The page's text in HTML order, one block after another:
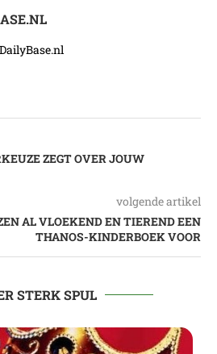
ZEGT OVER JOUW
volgende artikel
AL VLOEKEND EN TIEREND EEN
THANOS-KINDERBOEK VOOR
STERK SPUL